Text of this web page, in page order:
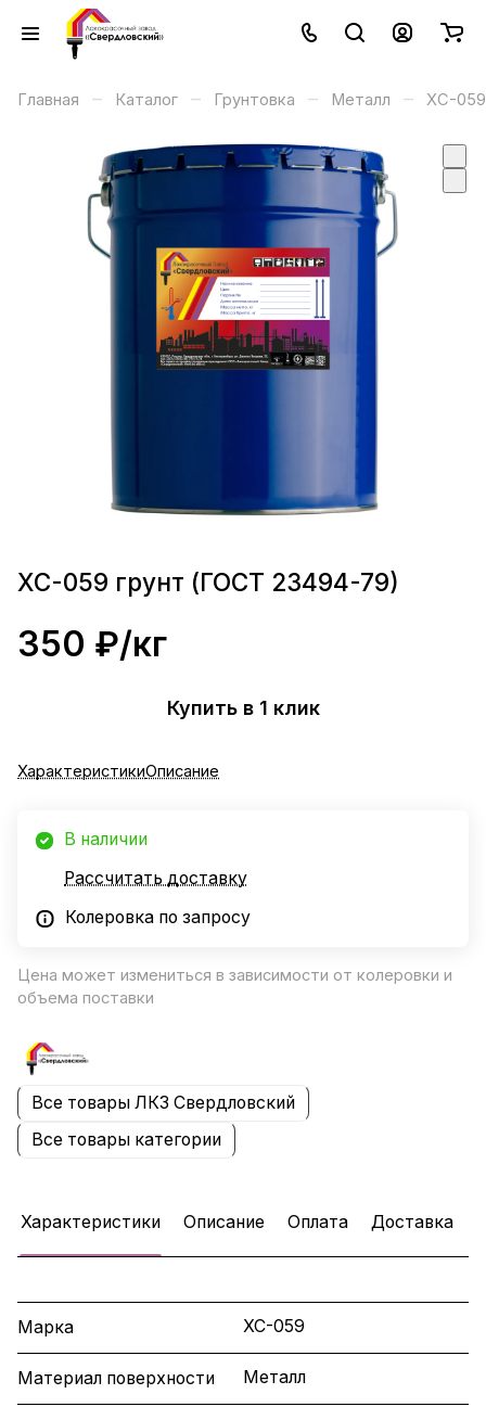
Главная – Каталог – Грунтовка – Металл – ХС-
ХС-059 грунт (ГОСТ 23494-79)
350 ₽/кг
Купить в 1 клик
ХарактеристикиОписание
В наличии
Рассчитать доставку
Колеровка по запросу
Цена может измениться в зависимости от колеровки и
объема поставки
Все товары ЛКЗ Свердловский
Все товары категории
Характеристики Описание Оплата Доставка
Марка ХС-059
Материал поверхности Металл